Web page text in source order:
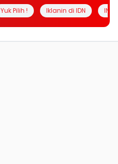
Yuk Pilih ! Iklanin di IDN